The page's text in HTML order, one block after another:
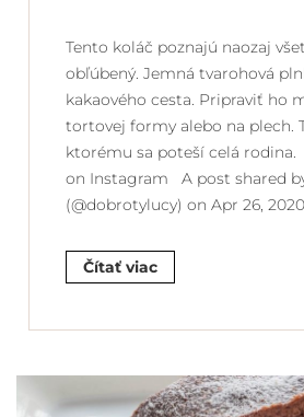
Tento koláč poznajú naozaj
obľúbený. Jemná tvarohová
kakaového cesta. Pripraviť ho
tortovej formy alebo na plech.
ktorému sa poteší celá
on Instagram A post shared
(@dobrotylucy) on Apr 26,
Čítať viac